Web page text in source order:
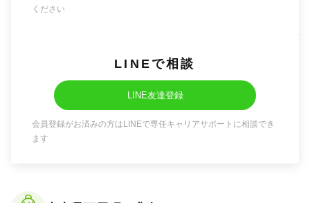
ください
LINEで相談
LINE友達登録
会員登録がお済みの方はLINEで専任キャリアサポートに相談でき
ます